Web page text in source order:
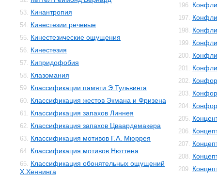
53. Кинантропия
54. Кинестезии речевые
55. Кинестезические ощущения
56. Кинестезия
57. Кипридофобия
58. Клазомания
59. Классификации памяти Э.Тульвинга
60. Классификация жестов Экмана и Фризена
61. Классификация запахов Линнея
62. Классификация запахов Цваардемакера
63. Классификация мотивов Г.А. Мюррея
64. Классификация мотивов Нюттена
65. Классификация обонятельных ощущений
Х.Хеннинга
196.
197.
198.
199.
200.
201.
202.
203.
204.
205.
206.
207.
208.
209.